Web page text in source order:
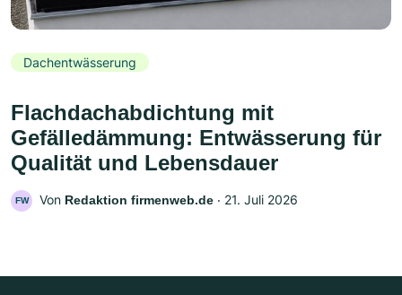
Dachentwässerung
Flachdachabdichtung mit
Gefälledämmung: Entwässerung für
Qualität und Lebensdauer
FW Von Redaktion firmenweb.de ‧ 21. Juli 2026